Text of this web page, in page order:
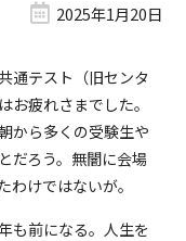
2025年1月20日
通テスト（旧センタ
お疲れさまでした。
から多くの受験生や
だろう。無闇に会場
けではないが。
も前になる。人生を